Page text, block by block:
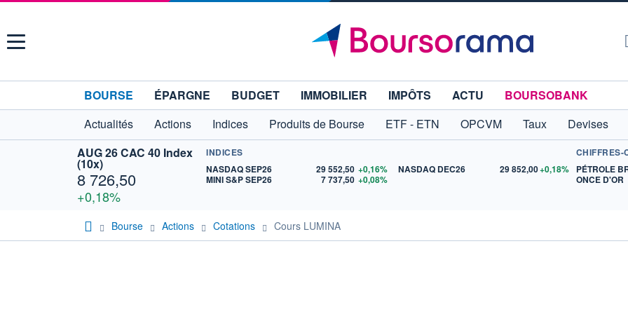
Menu
BOURSE ÉPARGNE BUDGET IMMOBILIER IMPÔTS ACTU
BOURSOBANK
Actualités
Actions Indices Produits de Bourse ETF - ETN OPCVM Taux Devises
AUG 26 CAC 40 Index
(10x)
8 726,50
+0,18%
INDICES
NASDAQ SEP26
29 552,50 +0,16%
MINI S&P SEP26
7 737,50 +0,08%
NASDAQ DEC26 29 852,00+0,18%
CHIFFRES-
PÉTROLE
ONCE D'OR
Bourse Actions Cotations Cours LUMINA